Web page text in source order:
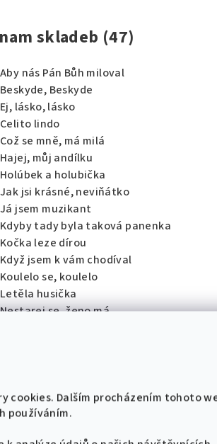
cookies. Dalším procházením tohoto
používáním.
skladeb (47)
Aby nás Pán Bůh miloval
Beskyde, Beskyde
Ej, lásko, lásko
Celito lindo
Což se mně, má milá
Hajej, můj andílku
Holúbek a holubička
Jak jsi krásné, neviňátko
Já jsem muzikant
Kdyby tady byla taková panenka
Kočka leze dírou
Když jsem k vám chodíval
Koulelo se, koulelo
Letěla husička
Nestarej se, ženo má
Rež, rež, rež
Šla Nanynka do zelí